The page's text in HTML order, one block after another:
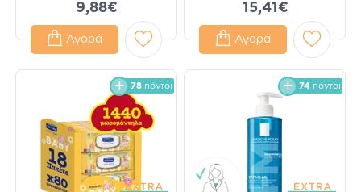
9,88€
Αγορά
15,41€
Αγορά
78 πόντοι 74 πόντοι